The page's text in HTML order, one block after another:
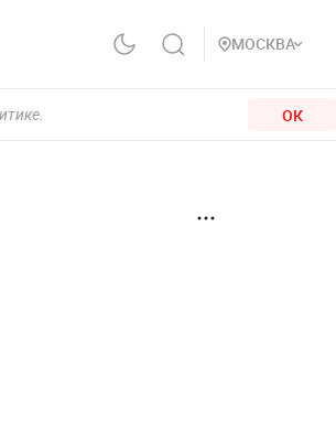
МОСКВА
ОК